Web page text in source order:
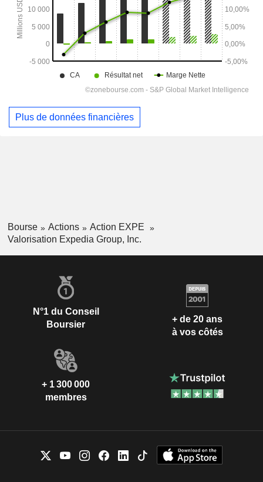
Plus de données financières
Bourse Actions
Action EXPE
Valorisation Expedia Group, Inc.
N°1 du Conseil
Boursier
+ de 20 ans
à vos côtés
+ 1 300 000
membres